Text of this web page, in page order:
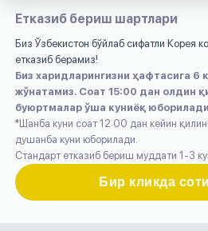
Етказиб бериш шартлари
Биз Ўзбекистон бўйлаб сифатли Корея
етказиб берамиз!
Биз харидларингизни ҳафтасига 6
жўнатамиз. Соат 15:00 дан олдин
буюртмалар ўша куниёқ
*Шанба куни соат 12:00 дан кейин
душанба куни юборилади.
Стандарт етказиб бериш муддати 1-3
Бир кликда